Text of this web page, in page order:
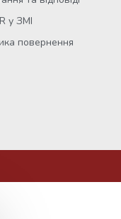
у ЗМІ
повернення